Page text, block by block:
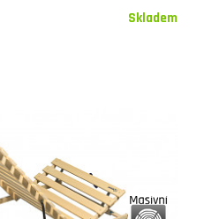
Skladem